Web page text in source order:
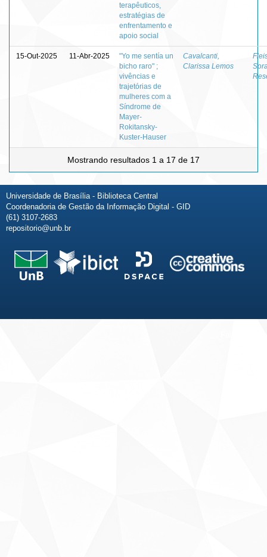
terapêuticos,
estratégias de
enfrentamento e
apoio social
15-Out-2025 11-Abr-2025
"Yo me sentía un
bicho raro" ;
vivências e
trajetórias de
mulheres com a
Síndrome de
Mayer-
Rokitansky-
Kuster-Hauser
Cavalcanti,
Clarissa Lemos
Mostrando resultados 1 a 17 de 17
Universidade de Brasília - Biblioteca Central
Coordenadoria de Gestão da Informação Digital - GID
(61) 3107-2683
repositorio@unb.br